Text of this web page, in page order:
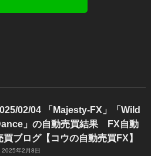
02/04 「Majesty-FX」「Wild
」の自動売買結果 FX自動
買ブログ【コウの自動売買FX】
2025年2月8日